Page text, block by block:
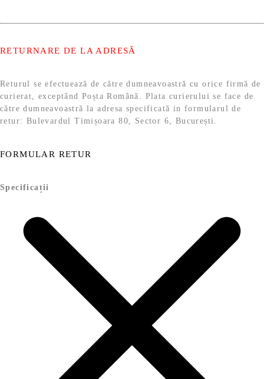
RETURNARE DE LA ADRESĂ
Returul se efectuează de către dumneavoastră cu orice firmă de
curierat, exceptând Poșta Română. Plata curierului se face de
către dumneavoastră la adresa specificată in formularul de
retur: Bulevardul Timișoara 80, Sector 6, București.
FORMULAR RETUR
Specificații